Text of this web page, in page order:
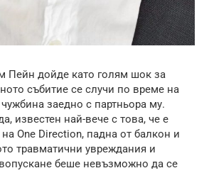
Пейн дойде като голям шок за
събитие се случи по време на
заедно с партньора му.
известен най-вече с това, че е
One Direction, падна от балкон и
травматични увреждания и
беше невъзможно да се